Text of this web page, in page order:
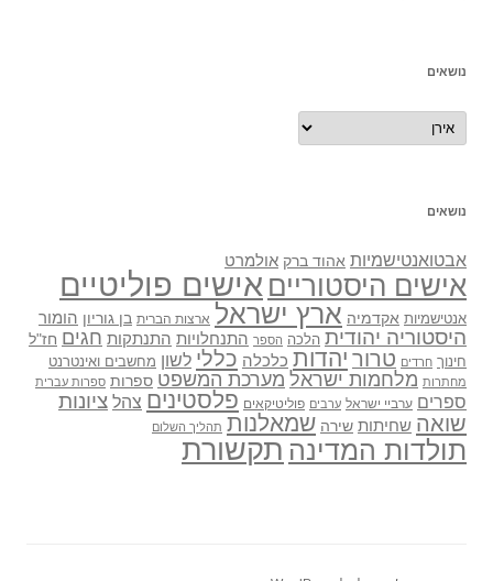
נושאים
נושאים
נושאים
אבטואנטישמיות אהוד ברק אולמרט
אישים היסטוריים אישים פוליטיים
אנטישמיות אקדמיה ארץ ישראל ארצות הברית בן גוריון הומור
היסטוריה יהודית הלכה הספר התנחלויות התנתקות חגים חז"ל
חינוך חרדים טרור יהדות כלכלה כללי לשון מחשבים ואינטרנט
מחתרות מלחמות ישראל מערכת המשפט ספרות ספרות עברית
ספרים ערביי ישראל ערבים פוליטיקאים פלסטינים צהל ציונות
שואה שחיתות שירה שמאלנות תהליך השלום
תולדות המדינה תקשורת